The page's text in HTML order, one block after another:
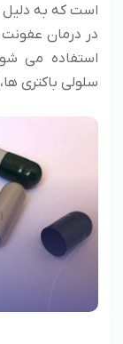
است که به دلیل
در درمان
استفاده می
سلولی باکتری